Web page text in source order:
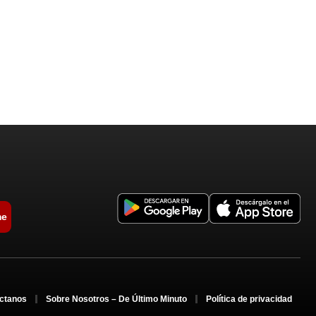
Sobre Nosotros – De Último Minuto Política de privacidad